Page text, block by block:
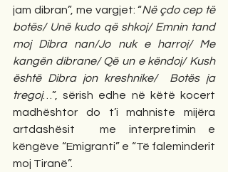
jam dibran”, me vargjet: “Në çdo cep të
botës/ Unë kudo që shkoj/ Emnin tand
moj Dibra nan/Jo nuk e harroj/ Me
kangën dibrane/ Që un e këndoj/ Kush
është Dibra jon kreshnike/  Botës ja
tregoj…”, sërish edhe në këtë kocert
madhështor do t’i mahniste mijëra
artdashësit  me interpretimin e
këngëve “Emigranti” e “Të faleminderit
moj Tiranë”.